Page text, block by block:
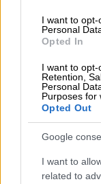
I want to
Personal
Opted In
I want to opt-
Retention,
Personal
Purposes for
Opted Out
Google
I want to
related to
Ελλάδα|